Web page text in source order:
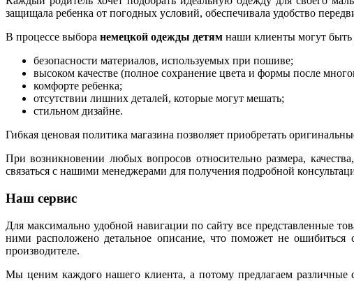
защищала ребенка от погодных условий, обеспечивала удобство
В процессе выбора немецкой одежды детям наши клиенты могут быть
безопасности материалов, используемых при пошиве;
высоком качестве (полное сохранение цвета и формы после
комфорте ребенка;
отсутствии лишних деталей, которые могут мешать;
стильном дизайне.
Гибкая ценовая политика магазина позволяет приобретать
При возникновении любых вопросов относительно размера,
связаться с нашими менеджерами для получения подробной
Наш сервис
Для максимально удобной навигации по сайту все представленные
ними расположено детальное описание, что поможет не ошибиться
производителе.
Мы ценим каждого нашего клиента, а потому предлагаем